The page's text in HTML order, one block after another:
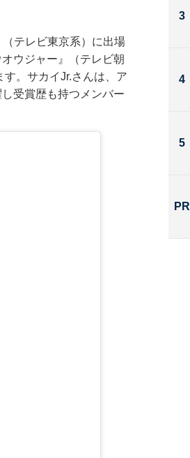
テレビ東京系）に出場
ウジャー』（テレビ朝
。サカイJr.さんは、ア
受賞歴も持つメンバー
3
4
5
PR